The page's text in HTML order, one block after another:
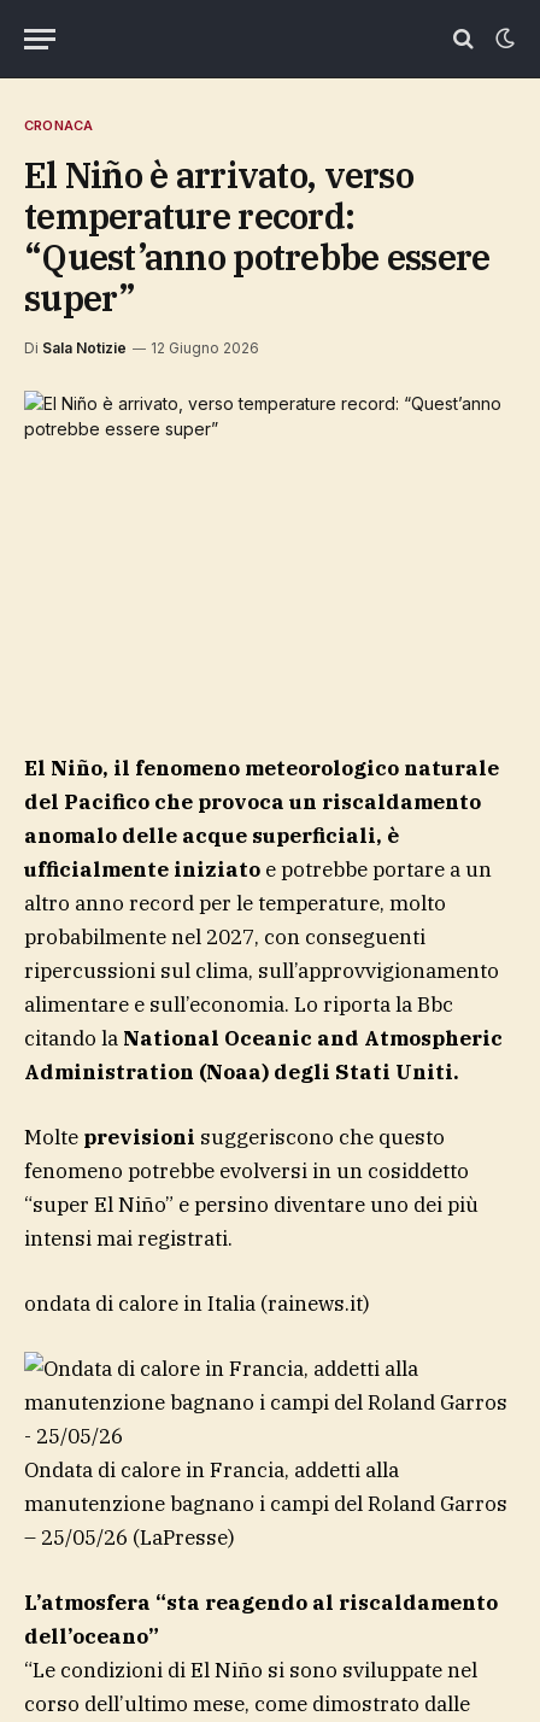
CRONACA
El Niño è arrivato, verso
temperature record:
“Quest’anno potrebbe essere
super”
Di Sala Notizie 12 Giugno 2026
El Niño, il fenomeno meteorologico naturale
del Pacifico che provoca un riscaldamento
anomalo delle acque superficiali, è
ufficialmente iniziato e potrebbe portare a un
altro anno record per le temperature, molto
probabilmente nel 2027, con conseguenti
ripercussioni sul clima, sull’approvvigionamento
alimentare e sull’economia. Lo riporta la Bbc
citando la National Oceanic and Atmospheric
Administration (Noaa) degli Stati Uniti.
Molte previsioni suggeriscono che questo
fenomeno potrebbe evolversi in un cosiddetto
“super El Niño” e persino diventare uno dei più
intensi mai registrati.
ondata di calore in Italia (rainews.it)
Ondata di calore in Francia, addetti alla
manutenzione bagnano i campi del Roland Garros
– 25/05/26 (LaPresse)
L’atmosfera “sta reagendo al riscaldamento
dell’oceano”
“Le condizioni di El Niño si sono sviluppate nel
corso dell’ultimo mese, come dimostrato dalle